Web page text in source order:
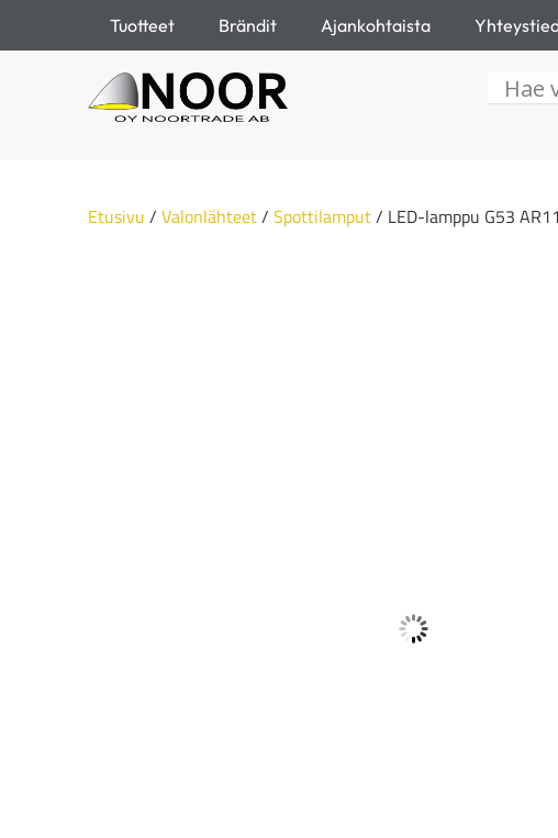
Tuotteet Brändit Ajankohtaista
Etusivu / Valonlähteet/ Spottilamput/ LED-lamppu G53